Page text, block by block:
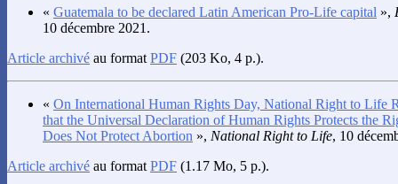
« Guatemala to be declared Latin American Pro-Life capital »,
10 décembre 2021.
Article archivé au format PDF (203 Ko, 4 p.).
« On International Human Rights Day, National Right to Life
that the Universal Declaration of Human Rights Protects the
Does Not Protect Abortion », National Right to Life, 10
Article archivé au format PDF (1.17 Mo, 5 p.).